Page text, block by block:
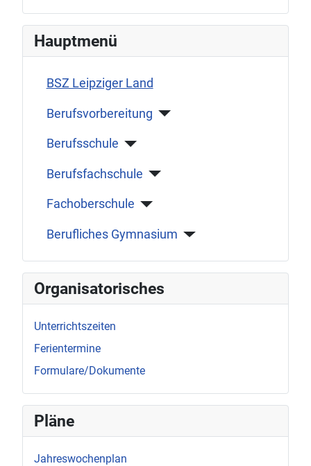
Hauptmenü
BSZ Leipziger Land
Berufsvorbereitung
Berufsschule
Berufsfachschule
Fachoberschule
Berufliches Gymnasium
Organisatorisches
Unterrichtszeiten
Ferientermine
Formulare/Dokumente
Pläne
Jahreswochenplan